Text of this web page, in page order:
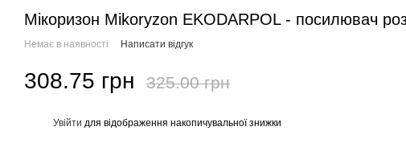
Мікоризон Mikoryzon EKODARPOL - посилювач
Немає в наявності Написати відгук
308.75 грн 325.00 грн
Увійти для відображення накопичувальної знижки